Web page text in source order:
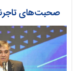
صحبت‌های